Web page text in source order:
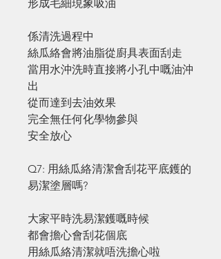
形成毛細現象吸油
係清洗過程中
絲瓜絡會將油脂從廚具表面刮走
當用水沖洗時直接將小孔中嘅油沖
出
從而達到去油效果
完全無任何化學物參與
安全放心
Q7: 用絲瓜絡清潔會刮花平底鑊的
易潔塗層嗎?
大家平時洗易潔鑊嘅時候
都會擔心會刮花個底
用絲瓜絡清潔就唔洗擔心啦